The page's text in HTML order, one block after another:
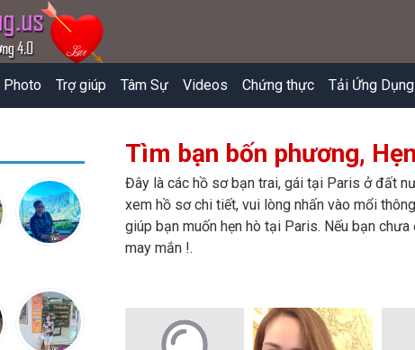
Photo Trợ giúp Tâm Sự Videos Chứng thực Tải Ứng Dụng
Tìm bạn bốn phương,
Đây là các hồ sơ bạn trai, gái tại Paris ở đất
xem hồ sơ chi tiết, vui lòng nhấn vào mổi
giúp bạn muốn hẹn hò tại Paris. Nếu bạn
may mắn !.